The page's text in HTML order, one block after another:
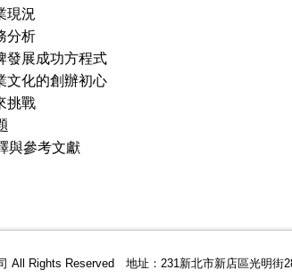
現況
分析
發展成功方程式
文化的創辦初心
挑戰
與參考文獻
All Rights Reserved 地址：231新北市新店區光